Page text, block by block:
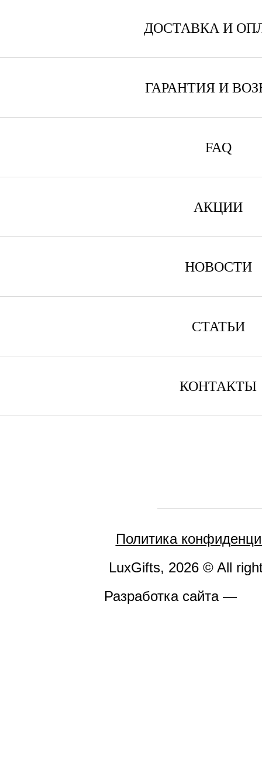
ДОСТАВКА И
ГАРАНТИЯ И
FAQ
АКЦИИ
НОВОСТИ
СТАТЬИ
КОНТАКТЫ
Политика
LuxGifts, 2026 © All
Разработка сайта —